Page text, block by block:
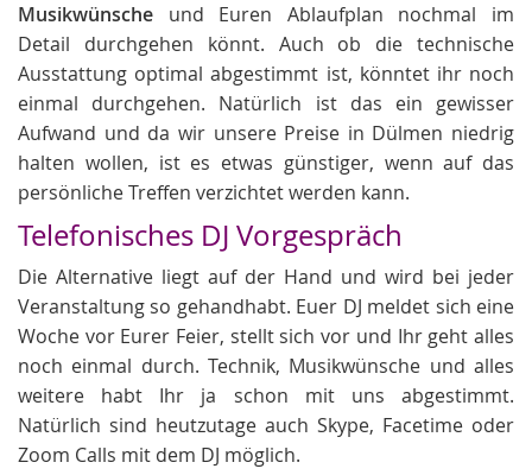
Musikwünsche und Euren Ablaufplan nochmal im
Detail durchgehen könnt. Auch ob die technische
Ausstattung optimal abgestimmt ist, könntet ihr noch
einmal durchgehen. Natürlich ist das ein gewisser
Aufwand und da wir unsere Preise in Dülmen niedrig
halten wollen, ist es etwas günstiger, wenn auf das
persönliche Treffen verzichtet werden kann.
Telefonisches DJ Vorgespräch
Die Alternative liegt auf der Hand und wird bei jeder
Veranstaltung so gehandhabt. Euer DJ meldet sich eine
Woche vor Eurer Feier, stellt sich vor und Ihr geht alles
noch einmal durch. Technik, Musikwünsche und alles
weitere habt Ihr ja schon mit uns abgestimmt.
Natürlich sind heutzutage auch Skype, Facetime oder
Zoom Calls mit dem DJ möglich.